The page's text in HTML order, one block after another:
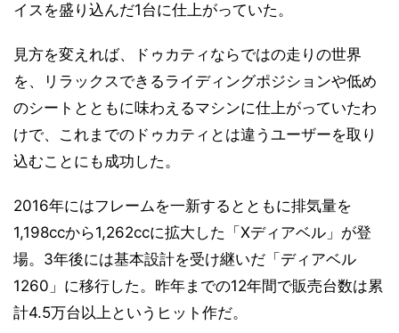
イスを盛り込んだ1台に仕上がっていた。
見方を変えれば、ドゥカティならではの走りの世界
を、リラックスできるライディングポジションや低め
のシートとともに味わえるマシンに仕上がっていたわ
けで、これまでのドゥカティとは違うユーザーを取り
込むことにも成功した。
2016年にはフレームを一新するとともに排気量を
1,198ccから1,262ccに拡大した「Xディアベル」が登
場。3年後には基本設計を受け継いだ「ディアベル
1260」に移行した。昨年までの12年間で販売台数は累
計4.5万台以上というヒット作だ。